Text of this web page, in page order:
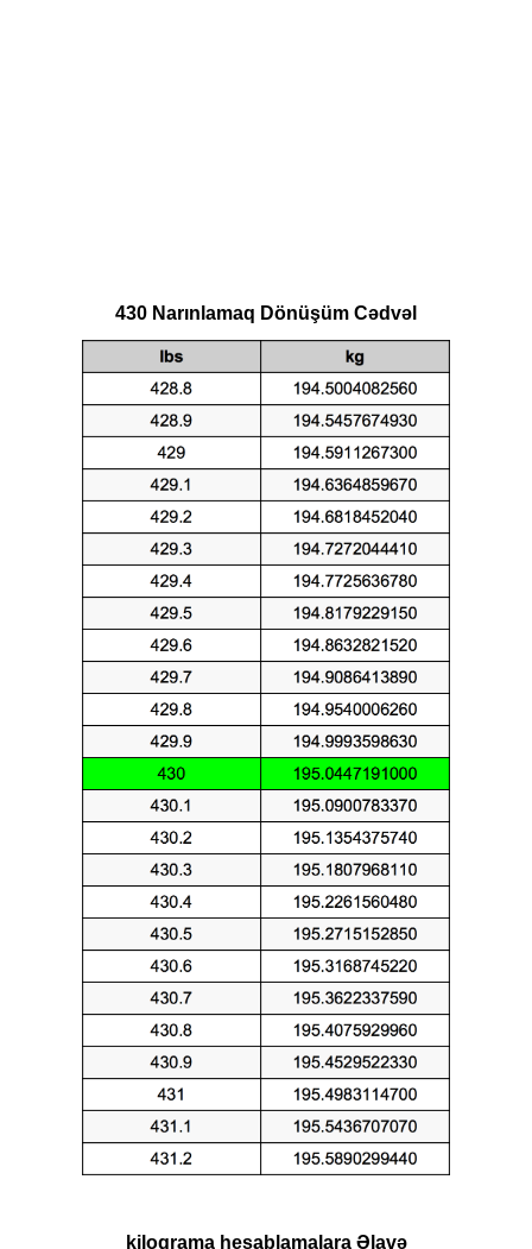
430 Narınlamaq Dönüşüm Cədvəl
kiloqrama hesablamalara Əlavə